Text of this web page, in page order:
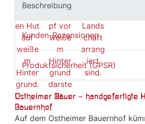
Beschreibung
Kunden-Rezensionen
Produktsicherheit (GPSR)
Ostheimer Bauer – handgefertigte
Bauernhof
Auf dem Ostheimer Bauernhof